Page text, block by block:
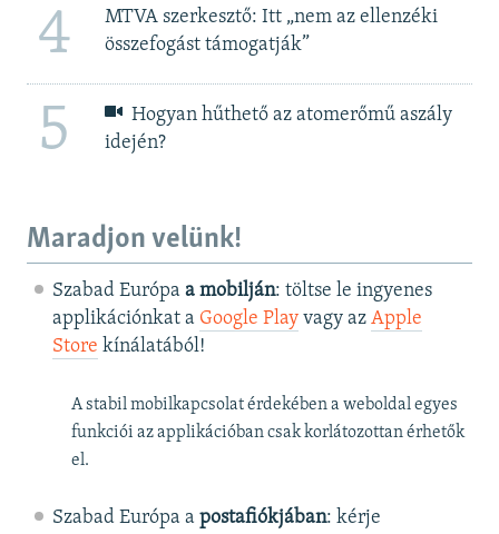
4
MTVA szerkesztő: Itt „nem az ellenzéki
összefogást támogatják”
5
Hogyan hűthető az atomerőmű aszály
idején?
Maradjon velünk!
Szabad Európa a mobilján: töltse le ingyenes
applikációnkat a Google Playvagy az Apple
Store kínálatából!
A stabil mobilkapcsolat érdekében a weboldal egyes
funkciói az applikációban csak korlátozottan érhetők
el.
Szabad Európa a postafiókjában: kérje